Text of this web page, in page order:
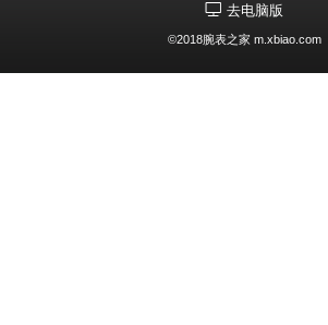
去电脑版
©2018腕表之家 m.xbiao.com